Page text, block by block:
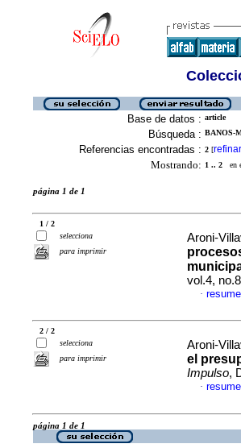
Base de datos : article
Búsqueda : BANOS-
Referencias encontradas : 2 [refinar
Mostrando: 1 .. 2 en
página 1 de 1
1 / 2
selecciona
para imprimir
Aroni-
vol.4,
·
2 / 2
selecciona
para imprimir
Aroni-
el
Impulso,
·
página 1 de 1